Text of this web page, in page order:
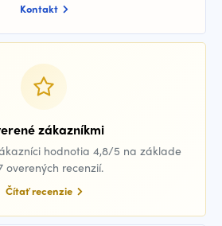
Kontakt
zákazníkmi
hodnotia 4,8/5 na základe
overených recenzií.
Čítať recenzie